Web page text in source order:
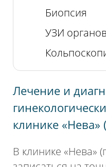
Биопсия
УЗИ
Лечение и
клинике «Нева»
В клинике «Нева»